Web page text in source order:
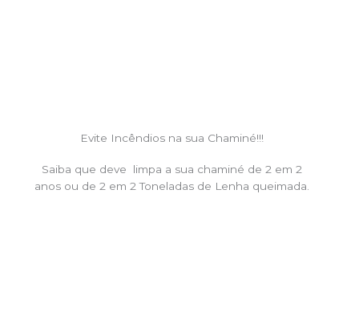
Evite Incêndios na sua Chaminé!!!
Saiba que deve limpa a sua chaminé de 2 em 2
anos ou de 2 em 2 Toneladas de Lenha queimada.